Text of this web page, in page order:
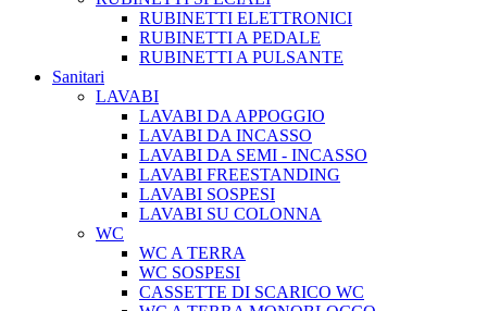
RUBINETTI ELETTRONICI
RUBINETTI A PEDALE
RUBINETTI A PULSANTE
Sanitari
LAVABI
LAVABI DA APPOGGIO
LAVABI DA INCASSO
LAVABI DA SEMI - INCASSO
LAVABI FREESTANDING
LAVABI SOSPESI
LAVABI SU COLONNA
WC
WC A TERRA
WC SOSPESI
CASSETTE DI SCARICO WC